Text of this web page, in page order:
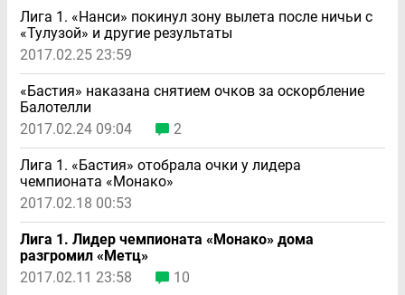
Лига 1. «Нанси» покинул зону вылета после ничьи с
«Тулузой» и другие результаты
2017.02.25 23:59
«Бастия» наказана снятием очков за оскорбление
Балотелли
2017.02.24 09:04
2
Лига 1. «Бастия» отобрала очки у лидера
чемпионата «Монако»
2017.02.18 00:53
Лига 1. Лидер чемпионата «Монако» дома
разгромил «Метц»
2017.02.11 23:58
10